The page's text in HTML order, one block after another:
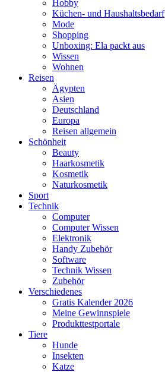
Hobby
Küchen- und Haushaltsbedarf
Mode
Shopping
Unboxing: Ela packt aus
Wissen
Wohnen
Reisen
Ägypten
Asien
Deutschland
Europa
Reisen allgemein
Schönheit
Beauty
Haarkosmetik
Kosmetik
Naturkosmetik
Sport
Technik
Computer
Computer Wissen
Elektronik
Handy Zubehör
Software
Technik Wissen
Zubehör
Verschiedenes
Gratis Kalender 2026
Meine Gewinnspiele
Produkttestportale
Tiere
Hunde
Insekten
Katze